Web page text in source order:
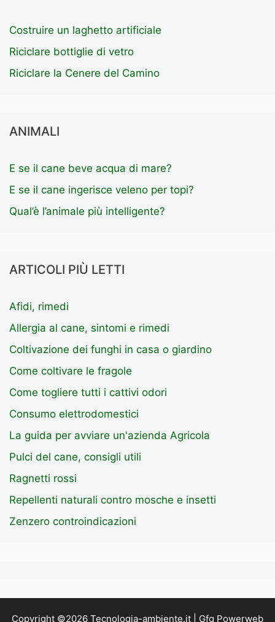
Costruire un laghetto artificiale
Riciclare bottiglie di vetro
Riciclare la Cenere del Camino
ANIMALI
E se il cane beve acqua di mare?
E se il cane ingerisce veleno per topi?
Qual’è l’animale più intelligente?
ARTICOLI PIÙ LETTI
Afidi, rimedi
Allergia al cane, sintomi e rimedi
Coltivazione dei funghi in casa o giardino
Come coltivare le fragole
Come togliere tutti i cattivi odori
Consumo elettrodomestici
La guida per avviare un'azienda Agricola
Pulci del cane, consigli utili
Ragnetti rossi
Repellenti naturali contro mosche e insetti
Zenzero controindicazioni
Copyright ©2026 Tecnologia-ambiente.it | Gfg Powerweb